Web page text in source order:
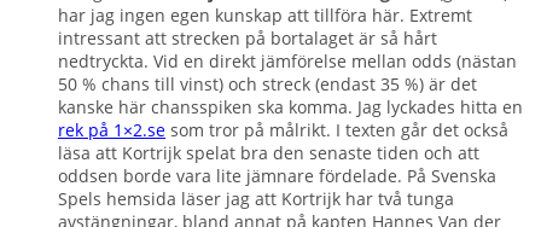
har jag ingen egen kunskap att tillföra här. Extremt
intressant att strecken på bortalaget är så hårt
nedtryckta. Vid en direkt jämförelse mellan odds (nästan
50 % chans till vinst) och streck (endast 35 %) är det
kanske här chansspiken ska komma. Jag lyckades hitta en
rek på 1×2.se som tror på målrikt. I texten går det också
läsa att Kortrijk spelat bra den senaste tiden och att
oddsen borde vara lite jämnare fördelade. På Svenska
Spels hemsida läser jag att Kortrijk har två tunga
avstängningar, bland annat på kapten Hannes Van der